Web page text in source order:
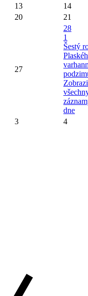
13
14
20 21
27
28
1
Šestý
dne
3 4